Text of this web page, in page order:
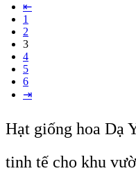
⇤
1
2
3
4
5
6
⇥
Hạt giống hoa Dạ
tinh tế cho khu